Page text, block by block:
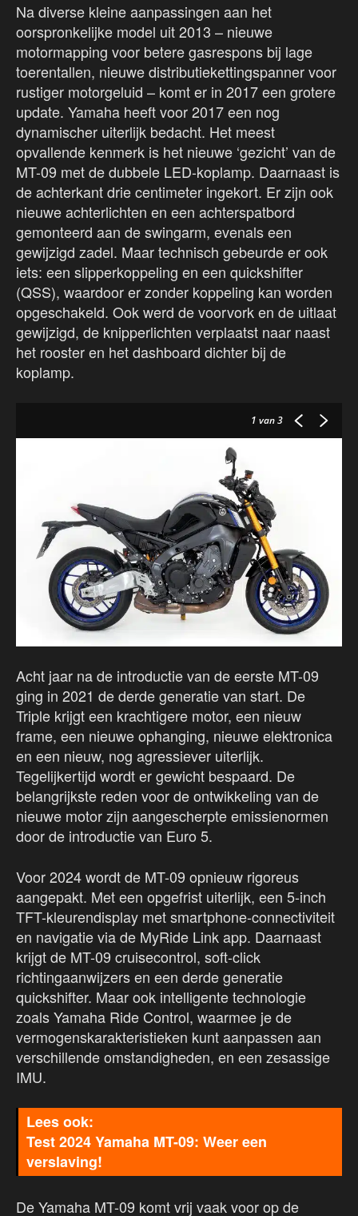
Na diverse kleine aanpassingen aan het
oorspronkelijke model uit 2013 – nieuwe
motormapping voor betere gasrespons bij lage
toerentallen, nieuwe distributiekettingspanner voor
rustiger motorgeluid – komt er in 2017 een grotere
update. Yamaha heeft voor 2017 een nog
dynamischer uiterlijk bedacht. Het meest
opvallende kenmerk is het nieuwe ‘gezicht’ van de
MT-09 met de dubbele LED-koplamp. Daarnaast is
de achterkant drie centimeter ingekort. Er zijn ook
nieuwe achterlichten en een achterspatbord
gemonteerd aan de swingarm, evenals een
gewijzigd zadel. Maar technisch gebeurde er ook
iets: een slipperkoppeling en een quickshifter
(QSS), waardoor er zonder koppeling kan worden
opgeschakeld. Ook werd de voorvork en de uitlaat
gewijzigd, de knipperlichten verplaatst naar naast
het rooster en het dashboard dichter bij de
koplamp.
1 van 3
Acht jaar na de introductie van de eerste MT-09
ging in 2021 de derde generatie van start. De
Triple krijgt een krachtigere motor, een nieuw
frame, een nieuwe ophanging, nieuwe elektronica
en een nieuw, nog agressiever uiterlijk.
Tegelijkertijd wordt er gewicht bespaard. De
belangrijkste reden voor de ontwikkeling van de
nieuwe motor zijn aangescherpte emissienormen
door de introductie van Euro 5.
Voor 2024 wordt de MT-09 opnieuw rigoreus
aangepakt. Met een opgefrist uiterlijk, een 5-inch
TFT-kleurendisplay met smartphone-connectiviteit
en navigatie via de MyRide Link app. Daarnaast
krijgt de MT-09 cruisecontrol, soft-click
richtingaanwijzers en een derde generatie
quickshifter. Maar ook intelligente technologie
zoals Yamaha Ride Control, waarmee je de
vermogenskarakteristieken kunt aanpassen aan
verschillende omstandigheden, en een zesassige
IMU.
Test 2024 Yamaha MT-09: Weer een
verslaving!
De Yamaha MT-09 komt vrij vaak voor op de